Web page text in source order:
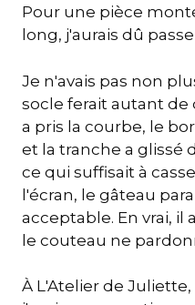
Pour une pièce
long, j'aurais dû
Je n'avais pas non
socle ferait autant de
a pris la courbe, le
et la tranche a glissé
ce qui suffisait à
l'écran, le gâteau
acceptable. En vrai, il
le couteau ne
À L'Atelier de